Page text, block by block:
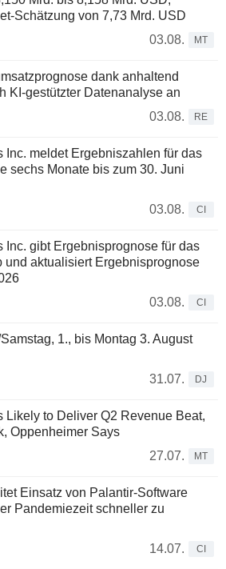
Schätzung von 7,73 Mrd. USD
03.08.
MT
dank anhaltend
KI-gestützter Datenanalyse an
03.08.
RE
Inc. meldet Ergebniszahlen für das
sechs Monate bis zum 30. Juni
03.08.
CI
Inc. gibt Ergebnisprognose für das
und aktualisiert Ergebnisprognose
03.08.
CI
1., bis Montag 3. August
31.07.
DJ
Likely to Deliver Q2 Revenue Beat,
Oppenheimer Says
27.07.
MT
Einsatz von Palantir-Software
Pandemiezeit schneller zu
14.07.
CI